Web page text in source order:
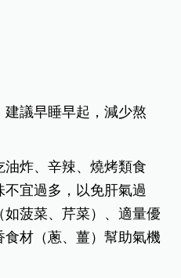
議早睡早起，減少熬
炸、辛辣、燒烤類食
宜過多，以免肝氣過
菠菜、芹菜）、適量優
材（蔥、薑）幫助氣機